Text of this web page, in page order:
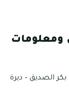
ومعلومات
هو: 132 شارع أبو بكر الصديق – ديرة